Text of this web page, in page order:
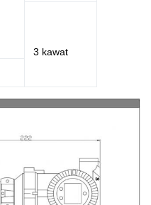
3 kawat